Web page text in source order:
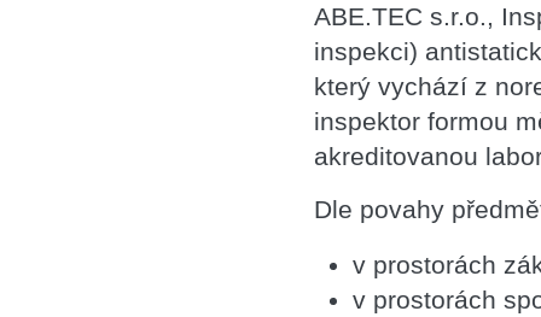
ABE.TEC s.r.o.,
inspekci)
který vychází z
inspektor formou
akreditovanou
Dle povahy
v prostorách
v prostorách